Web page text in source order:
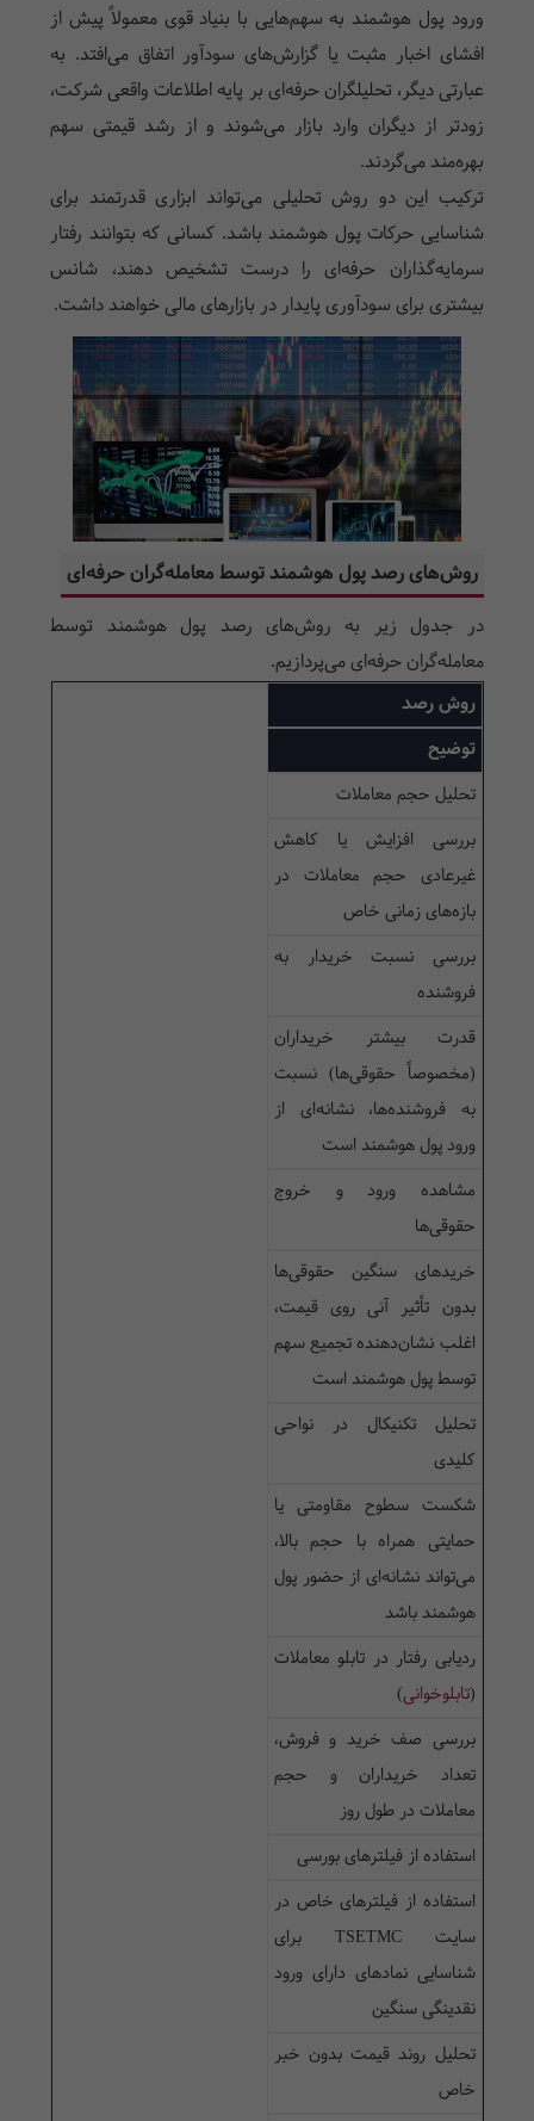
ورود پول هوشمند به سهم‌هایی با بنیاد قوی معمولاً پیش از
افشای اخبار مثبت یا گزارش‌های سودآور اتفاق می‌افتد. به
عبارتی دیگر، تحلیلگران حرفه‌ای بر پایه اطلاعات واقعی شرکت،
زودتر از دیگران وارد بازار می‌شوند و از رشد قیمتی سهم
بهره‌مند می‌گردند.
ترکیب این دو روش تحلیلی می‌تواند ابزاری قدرتمند برای
شناسایی حرکات پول هوشمند باشد. کسانی که بتوانند رفتار
سرمایه‌گذاران حرفه‌ای را درست تشخیص دهند، شانس
بیشتری برای سودآوری پایدار در بازارهای مالی خواهند داشت.
روش‌های رصد پول هوشمند توسط معامله‌گران حرفه‌ای
در جدول زیر به روش‌های رصد پول هوشمند توسط
معامله‌گران حرفه‌ای می‌پردازیم.
روش رصد
توضیح
تحلیل حجم معاملات
بررسی افزایش یا کاهش
غیرعادی حجم معاملات در
بازه‌های زمانی خاص
بررسی نسبت خریدار به
فروشنده
قدرت بیشتر خریداران
(مخصوصاً حقوقی‌ها) نسبت
به فروشنده‌ها، نشانه‌ای از
ورود پول هوشمند است
مشاهده ورود و خروج
حقوقی‌ها
خریدهای سنگین حقوقی‌ها
بدون تأثیر آنی روی قیمت،
اغلب نشان‌دهنده تجمیع سهم
توسط پول هوشمند است
تحلیل تکنیکال در نواحی
کلیدی
شکست سطوح مقاومتی یا
حمایتی همراه با حجم بالا،
می‌تواند نشانه‌ای از حضور پول
هوشمند باشد
ردیابی رفتار در تابلو معاملات
(تابلوخوانی)
بررسی صف خرید و فروش،
تعداد خریداران و حجم
معاملات در طول روز
استفاده از فیلترهای بورسی
استفاده از فیلترهای خاص در
سایتTSETMC برای
شناسایی نمادهای دارای ورود
نقدینگی سنگین
تحلیل روند قیمت بدون خبر
خاص